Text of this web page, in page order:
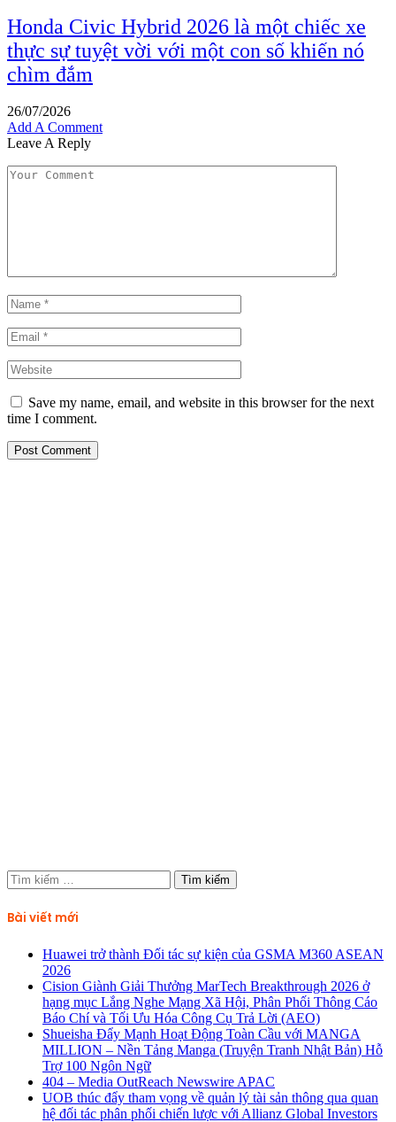
Honda Civic Hybrid 2026 là một chiếc xe
thực sự tuyệt vời với một con số khiến nó
chìm đắm
26/07/2026
Add A Comment
Leave A Reply
Save my name, email, and website in this browser for the next
time I comment.
Tìm
kiếm
cho:
Bài viết mới
Huawei trở thành Đối tác sự kiện của GSMA M360 ASEAN
2026
Cision Giành Giải Thưởng MarTech Breakthrough 2026 ở
hạng mục Lắng Nghe Mạng Xã Hội, Phân Phối Thông Cáo
Báo Chí và Tối Ưu Hóa Công Cụ Trả Lời (AEO)
Shueisha Đẩy Mạnh Hoạt Động Toàn Cầu với MANGA
MILLION – Nền Tảng Manga (Truyện Tranh Nhật Bản) Hỗ
Trợ 100 Ngôn Ngữ
404 – Media OutReach Newswire APAC
UOB thúc đẩy tham vọng về quản lý tài sản thông qua quan
hệ đối tác phân phối chiến lược với Allianz Global Investors